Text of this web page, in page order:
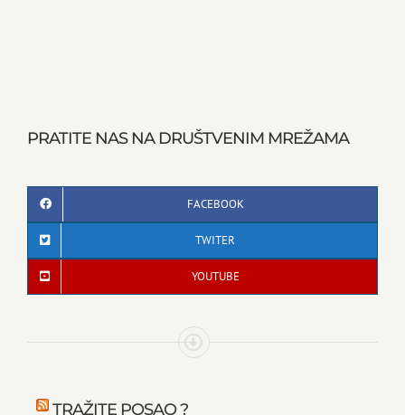
FACEBOOK
TWITER
YOUTUBE